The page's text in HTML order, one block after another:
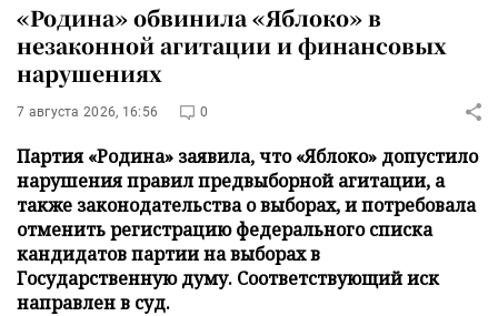
«Родина» обвинила «Яблоко» в
незаконной агитации и финансовых
нарушениях
7 августа 2026, 16:56 0
Партия «Родина» заявила, что «Яблоко» допустило
нарушения правил предвыборной агитации, а
также законодательства о выборах, и потребовала
отменить регистрацию федерального списка
кандидатов партии на выборах в
Государственную думу. Соответствующий иск
направлен в суд.